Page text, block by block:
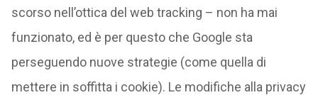
scorso nell’ottica del web tracking – non ha mai
funzionato, ed è per questo che Google sta
perseguendo nuove strategie (come quella di
mettere in soffitta i cookie). Le modifiche alla privacy